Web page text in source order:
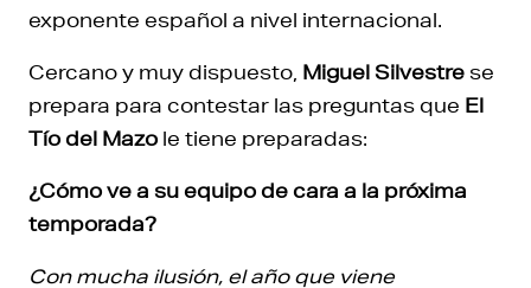
exponente español a nivel internacional.
Cercano y muy dispuesto, Miguel Silvestre se
prepara para contestar las preguntas que El
Tío del Mazo le tiene preparadas:
¿Cómo ve a su equipo de cara a la próxima
temporada?
Con mucha ilusión, el año que viene